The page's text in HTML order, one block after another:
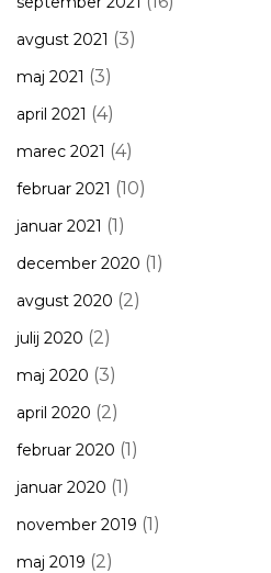
avgust 2021 (3)
maj 2021 (3)
april 2021 (4)
marec 2021 (4)
februar 2021 (10)
januar 2021 (1)
december 2020 (1)
avgust 2020 (2)
julij 2020 (2)
maj 2020 (3)
april 2020 (2)
februar 2020 (1)
januar 2020 (1)
november 2019 (1)
maj 2019 (2)